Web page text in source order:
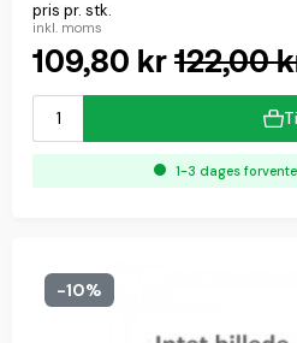
pris pr. stk.
inkl. moms
109,80 kr122,00
1-3 dages
-10%